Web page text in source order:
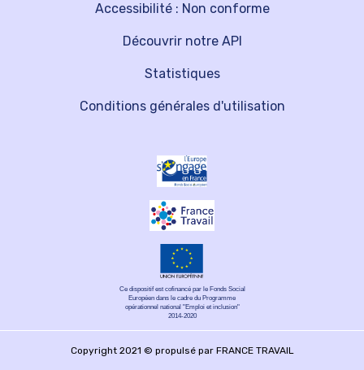
Découvrir notre API
Statistiques
Accessibilité : Non conforme
Conditions générales d'utilisation
Ce dispositif est cofinancé par le Fonds Social
Européen dans le cadre du Programme
opérationnel national "Emploi et inclusion"
2014-2020
Copyright 2021 © propulsé par FRANCE TRAVAIL